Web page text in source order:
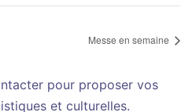
Messe en semaine
pour proposer vos
et culturelles.